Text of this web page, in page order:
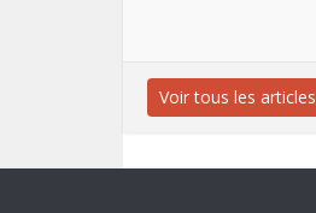
Voir tous les articles